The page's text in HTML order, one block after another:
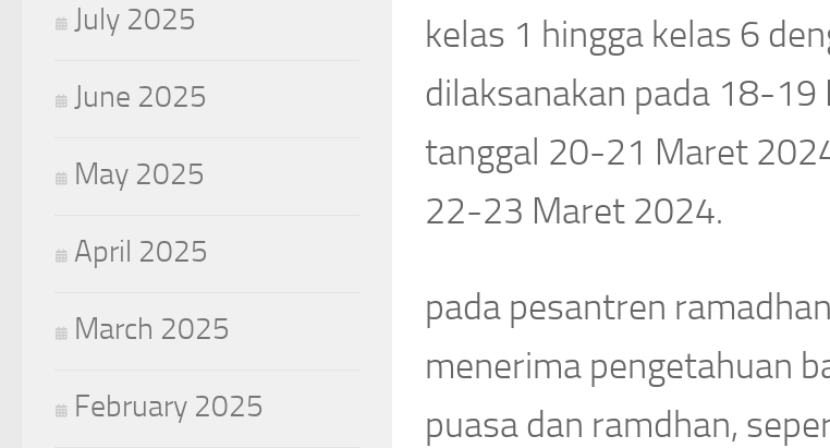
kelas 1 hingga kelas 6
dilaksanakan pada 18-
tanggal 20-21 Maret
22-23 Maret 2024.
pada pesantren
menerima pengetahuan
puasa dan ramdhan,
July 2025
June 2025
May 2025
April 2025
March 2025
February 2025